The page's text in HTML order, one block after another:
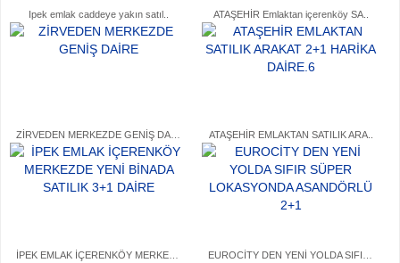
Ipek emlak caddeye yakın satıl.. ATAŞEHİR Emlaktan içerenköy SA..
ATAŞEHİR EMLAKTAN SATILIK ARA..